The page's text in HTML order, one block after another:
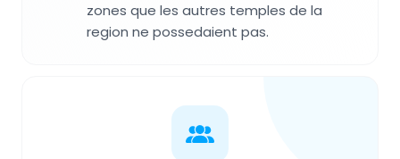
zones que les autres temples de la
region ne possedaient pas.